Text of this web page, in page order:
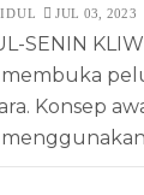
JUL 03, 2023
SENIN
Konsep